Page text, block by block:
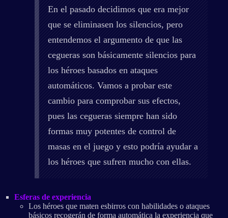
En el pasado decidimos que era mejor
que se eliminasen los silencios, pero
entendemos el argumento de que las
cegueras son básicamente silencios para
los héroes basados en ataques
automáticos. Vamos a probar este
cambio para comprobar sus efectos,
pues las cegueras siempre han sido
formas muy potentes de control de
masas en el juego y esto podría ayudar a
los héroes que sufren mucho con ellas.
Esferas de experiencia
Los héroes que maten esbirros con habilidades o ataques
básicos recogerán de forma automática la experiencia que